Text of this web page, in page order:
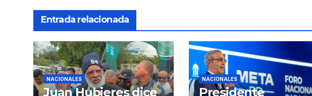
Entrada relacionada
NACIONALES
Juan Hubieres dice
NACIONALES
Presidente